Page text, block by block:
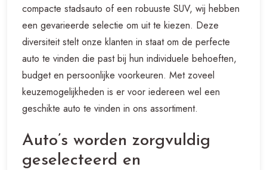
compacte stadsauto of een robuuste SUV, wij hebben
een gevarieerde selectie om uit te kiezen. Deze
diversiteit stelt onze klanten in staat om de perfecte
auto te vinden die past bij hun individuele behoeften,
budget en persoonlijke voorkeuren. Met zoveel
keuzemogelijkheden is er voor iedereen wel een
geschikte auto te vinden in ons assortiment.
Auto’s worden zorgvuldig
geselecteerd en